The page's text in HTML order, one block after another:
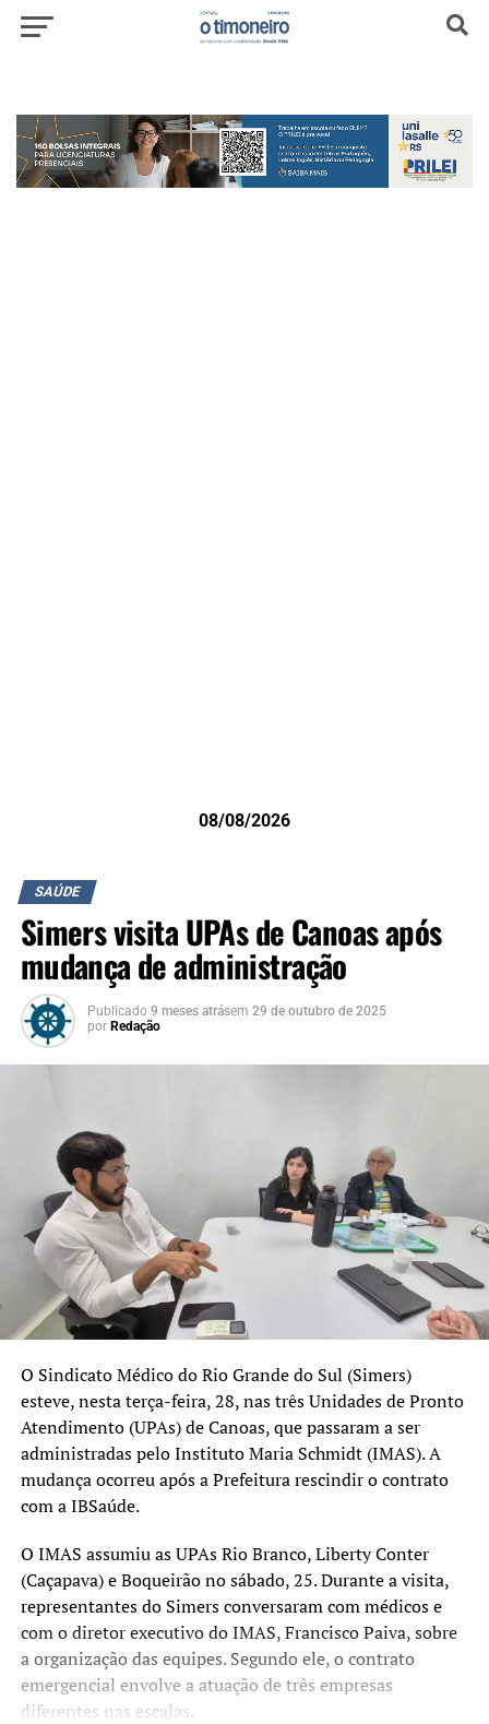
08/08/2026
SAÚDE
Simers visita UPAs de Canoas após
mudança de administração
Publicado 9 meses atrásem 29 de outubro de 2025
por Redação
O Sindicato Médico do Rio Grande do Sul (Simers)
esteve, nesta terça-feira, 28, nas três Unidades de Pronto
Atendimento (UPAs) de Canoas, que passaram a ser
administradas pelo Instituto Maria Schmidt (IMAS). A
mudança ocorreu após a Prefeitura rescindir o contrato
com a IBSaúde.
O IMAS assumiu as UPAs Rio Branco, Liberty Conter
(Caçapava) e Boqueirão no sábado, 25. Durante a visita,
representantes do Simers conversaram com médicos e
com o diretor executivo do IMAS, Francisco Paiva, sobre
a organização das equipes. Segundo ele, o contrato
emergencial envolve a atuação de três empresas
diferentes nas escalas.